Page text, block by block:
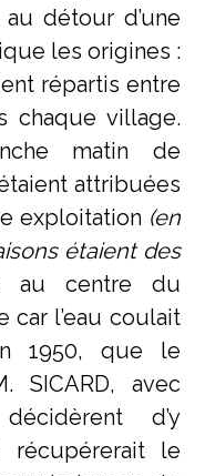
détour d’une
les origines :
répartis entre
chaque village.
matin de
attribuées
exploitation (en
étaient des
au centre du
l’eau coulait
1950, que le
SICARD, avec
d’y
récupérerait le